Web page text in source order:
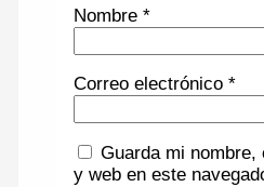
Nombre*
Correo electrónico*
Guarda mi
y web en este